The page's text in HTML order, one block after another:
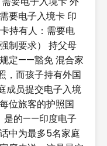
要电子入境卡 印
持有人：需要电
制要求） 持父母
定——豁免 混合家
而孩子持有外国
成员提交电子入境
位旅客的护照国
是的——印度电子
中为最多5名家庭